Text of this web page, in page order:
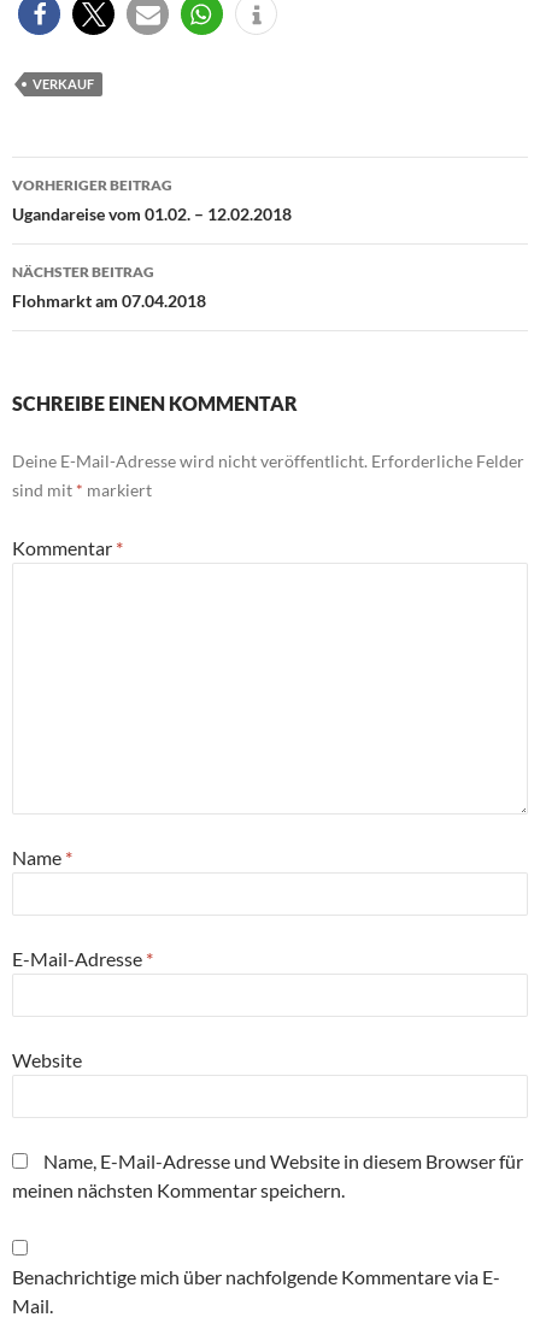
VERKAUF
Beitragsnavigation
VORHERIGER BEITRAG
Ugandareise vom 01.02. – 12.02.2018
NÄCHSTER BEITRAG
Flohmarkt am 07.04.2018
SCHREIBE EINEN KOMMENTAR
Deine E-Mail-Adresse wird nicht veröffentlicht. Erforderliche Felder
sind mit * markiert
Kommentar *
Name *
E-Mail-Adresse *
Website
Name, E-Mail-Adresse und Website in diesem Browser für
meinen nächsten Kommentar speichern.
Benachrichtige mich über nachfolgende Kommentare via E-
Mail.